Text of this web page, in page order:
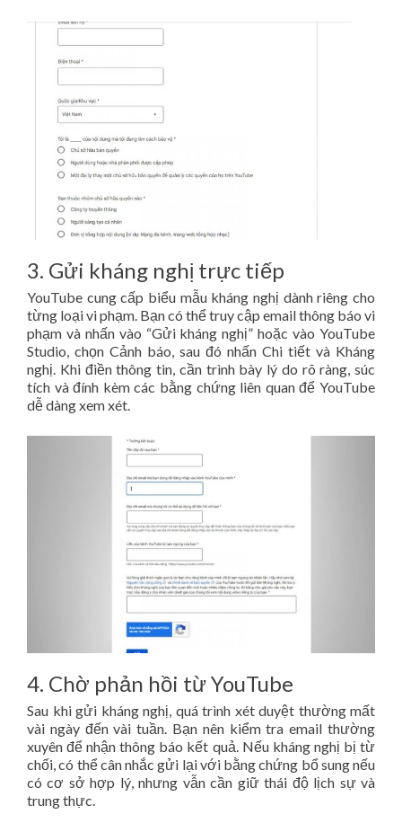
3. Gửi kháng nghị trực tiếp
YouTube cung cấp biểu mẫu kháng nghị dành riêng cho
từng loại vi phạm. Bạn có thể truy cập email thông báo vi
phạm và nhấn vào “Gửi kháng nghị” hoặc vào YouTube
Studio, chọn Cảnh báo, sau đó nhấn Chi tiết và Kháng
nghị. Khi điền thông tin, cần trình bày lý do rõ ràng, súc
tích và đính kèm các bằng chứng liên quan để YouTube
dễ dàng xem xét.
4. Chờ phản hồi từ YouTube
Sau khi gửi kháng nghị, quá trình xét duyệt thường mất
vài ngày đến vài tuần. Bạn nên kiểm tra email thường
xuyên để nhận thông báo kết quả. Nếu kháng nghị bị từ
chối, có thể cân nhắc gửi lại với bằng chứng bổ sung nếu
có cơ sở hợp lý, nhưng vẫn cần giữ thái độ lịch sự và
trung thực.